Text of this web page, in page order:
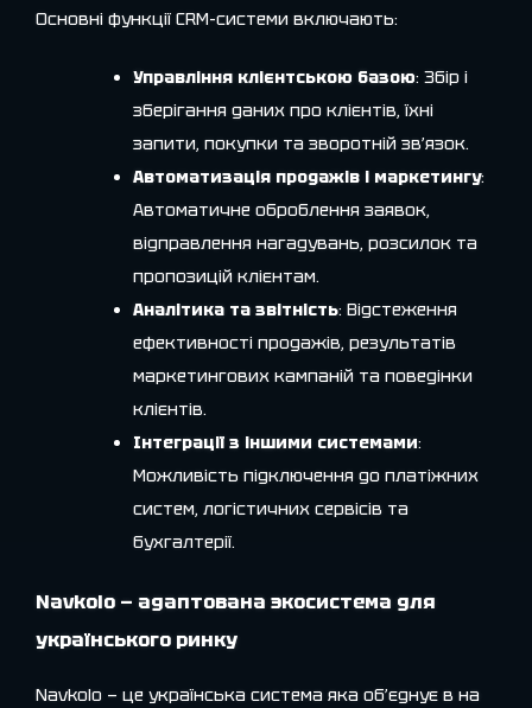
Основні функції CRM-системи включають:
Управління клієнтською базою: Збір і
зберігання даних про клієнтів, їхні
запити, покупки та зворотній зв’язок.
Автоматизація продажів і маркетингу:
Автоматичне оброблення заявок,
відправлення нагадувань, розсилок та
пропозицій клієнтам.
Аналітика та звітність: Відстеження
ефективності продажів, результатів
маркетингових кампаній та поведінки
клієнтів.
Інтеграції з іншими системами:
Можливість підключення до платіжних
систем, логістичних сервісів та
бухгалтерії.
Navkolо — адаптована экосистема для
українського ринку
Navkolо — це українська система яка об’єднує в на